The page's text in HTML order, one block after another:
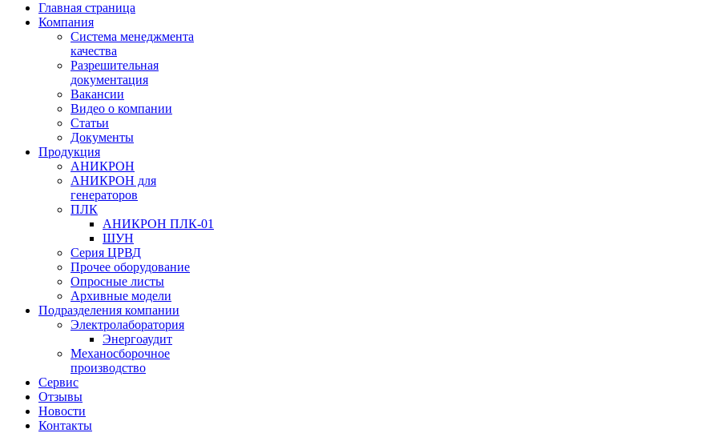
Главная страница
Компания
Система менеджмента
качества
Разрешительная
документация
Вакансии
Видео о компании
Статьи
Документы
Продукция
АНИКРОН
АНИКРОН для
генераторов
ПЛК
АНИКРОН ПЛК-01
ШУН
Серия ЦРВД
Прочее оборудование
Опросные листы
Архивные модели
Подразделения компании
Электролаборатория
Энергоаудит
Механосборочное
производство
Сервис
Отзывы
Новости
Контакты